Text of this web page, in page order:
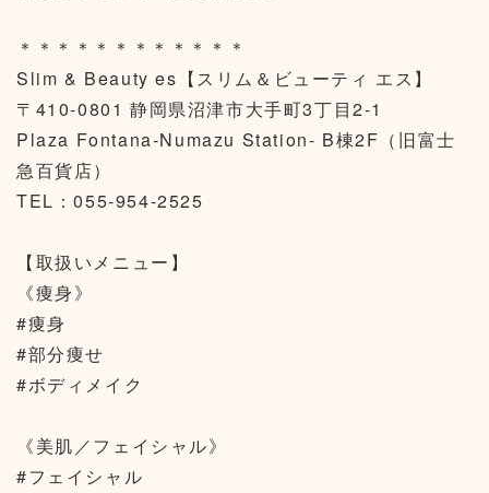
＊＊＊＊＊＊＊＊＊＊＊＊
Slim & Beauty es【スリム＆ビューティ エス】
〒410-0801 静岡県沼津市大手町3丁目2-1
Plaza Fontana-Numazu Station- B棟2F（旧富士
急百貨店）
TEL：055-954-2525
【取扱いメニュー】
《痩身》
#痩身
#部分痩せ
#ボディメイク
《美肌／フェイシャル》
#フェイシャル